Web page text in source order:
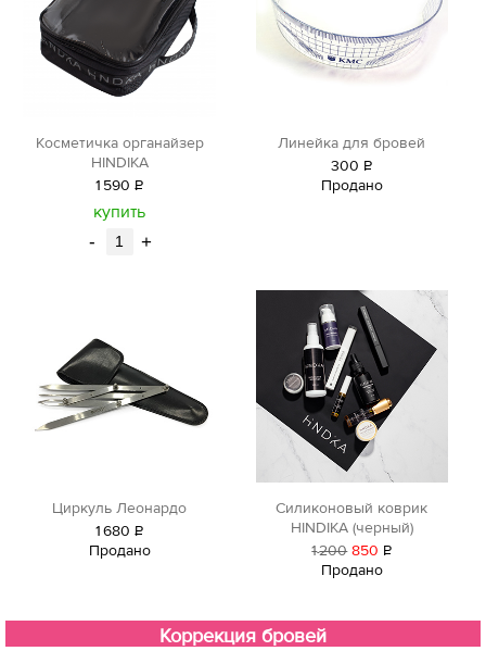
Косметичка органайзер
HINDIKA
1 590 Р
уб.
купить
- +
Линейка для бровей
300 Р
уб.
Продано
Циркуль Леонардо
1680 Р
уб.
Продано
Силиконовый коврик
HINDIKA (черный)
1200 850 Р
Продано
Коррекция бровей